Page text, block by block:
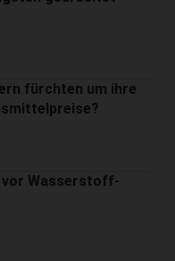
fürchten um ihre
vor Wasserstoff-